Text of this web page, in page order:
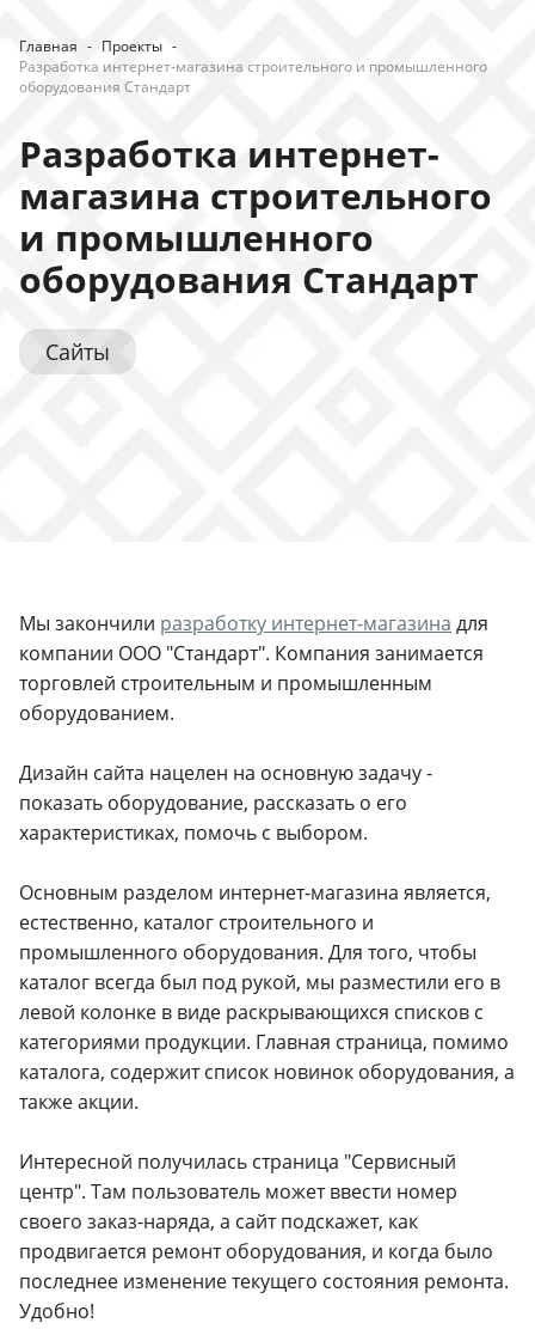
Главная - Проекты -
Разработка интернет-магазина строительного и промышленного
оборудования Стандарт
Разработка интернет-
магазина строительного
и промышленного
оборудования Стандарт
Сайты
Мы закончили разработку интернет-магазина для
компании ООО "Стандарт". Компания занимается
торговлей строительным и промышленным
оборудованием.
Дизайн сайта нацелен на основную задачу -
показать оборудование, рассказать о его
характеристиках, помочь с выбором.
Основным разделом интернет-магазина является,
естественно, каталог строительного и
промышленного оборудования. Для того, чтобы
каталог всегда был под рукой, мы разместили его в
левой колонке в виде раскрывающихся списков с
категориями продукции. Главная страница, помимо
каталога, содержит список новинок оборудования, а
также акции.
Интересной получилась страница "Сервисный
центр". Там пользователь может ввести номер
своего заказ-наряда, а сайт подскажет, как
продвигается ремонт оборудования, и когда было
последнее изменение текущего состояния ремонта.
Удобно!